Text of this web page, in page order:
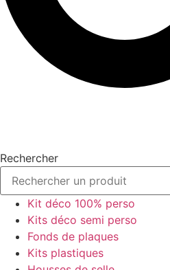
Rechercher
Kit déco 100% perso
Kits déco semi perso
Fonds de plaques
Kits plastiques